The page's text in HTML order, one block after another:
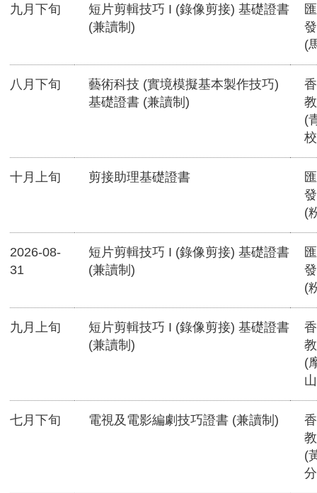
九月下旬
短片剪輯技巧 I (錄像剪接) 基礎證書
(兼讀制)
(
八月下旬
藝術科技 (實境模擬基本製作技巧)
基礎證書 (兼讀制)
(
十月上旬 剪接助理基礎證書
(
2026-08-
31
短片剪輯技巧 I (錄像剪接) 基礎證書
(兼讀制)
(
九月上旬
短片剪輯技巧 I (錄像剪接) 基礎證書
(兼讀制)
(
七月下旬 電視及電影編劇技巧證書 (兼讀制)
(